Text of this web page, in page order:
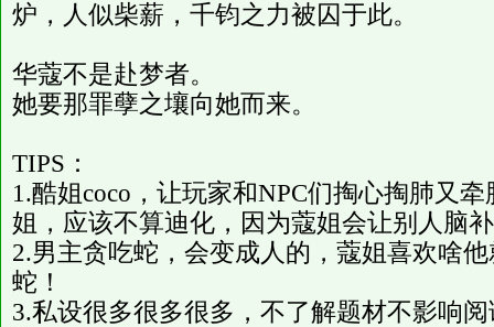
炉，人似柴薪，千钧之力被囚于此。
华蔻不是赴梦者。
她要那罪孽之壤向她而来。
TIPS：
1.酷姐coco，让玩家和NPC们掏心掏肺又
姐，应该不算迪化，因为蔻姐会让别人脑
2.男主贪吃蛇，会变成人的，蔻姐喜欢啥
蛇！
3.私设很多很多很多，不了解题材不影响